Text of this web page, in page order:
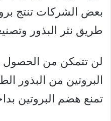
بعض الشركات تنتج
طريق نثر البذور
لن تتمكن من
البروتين من البذور
تمنع هضم البروتين